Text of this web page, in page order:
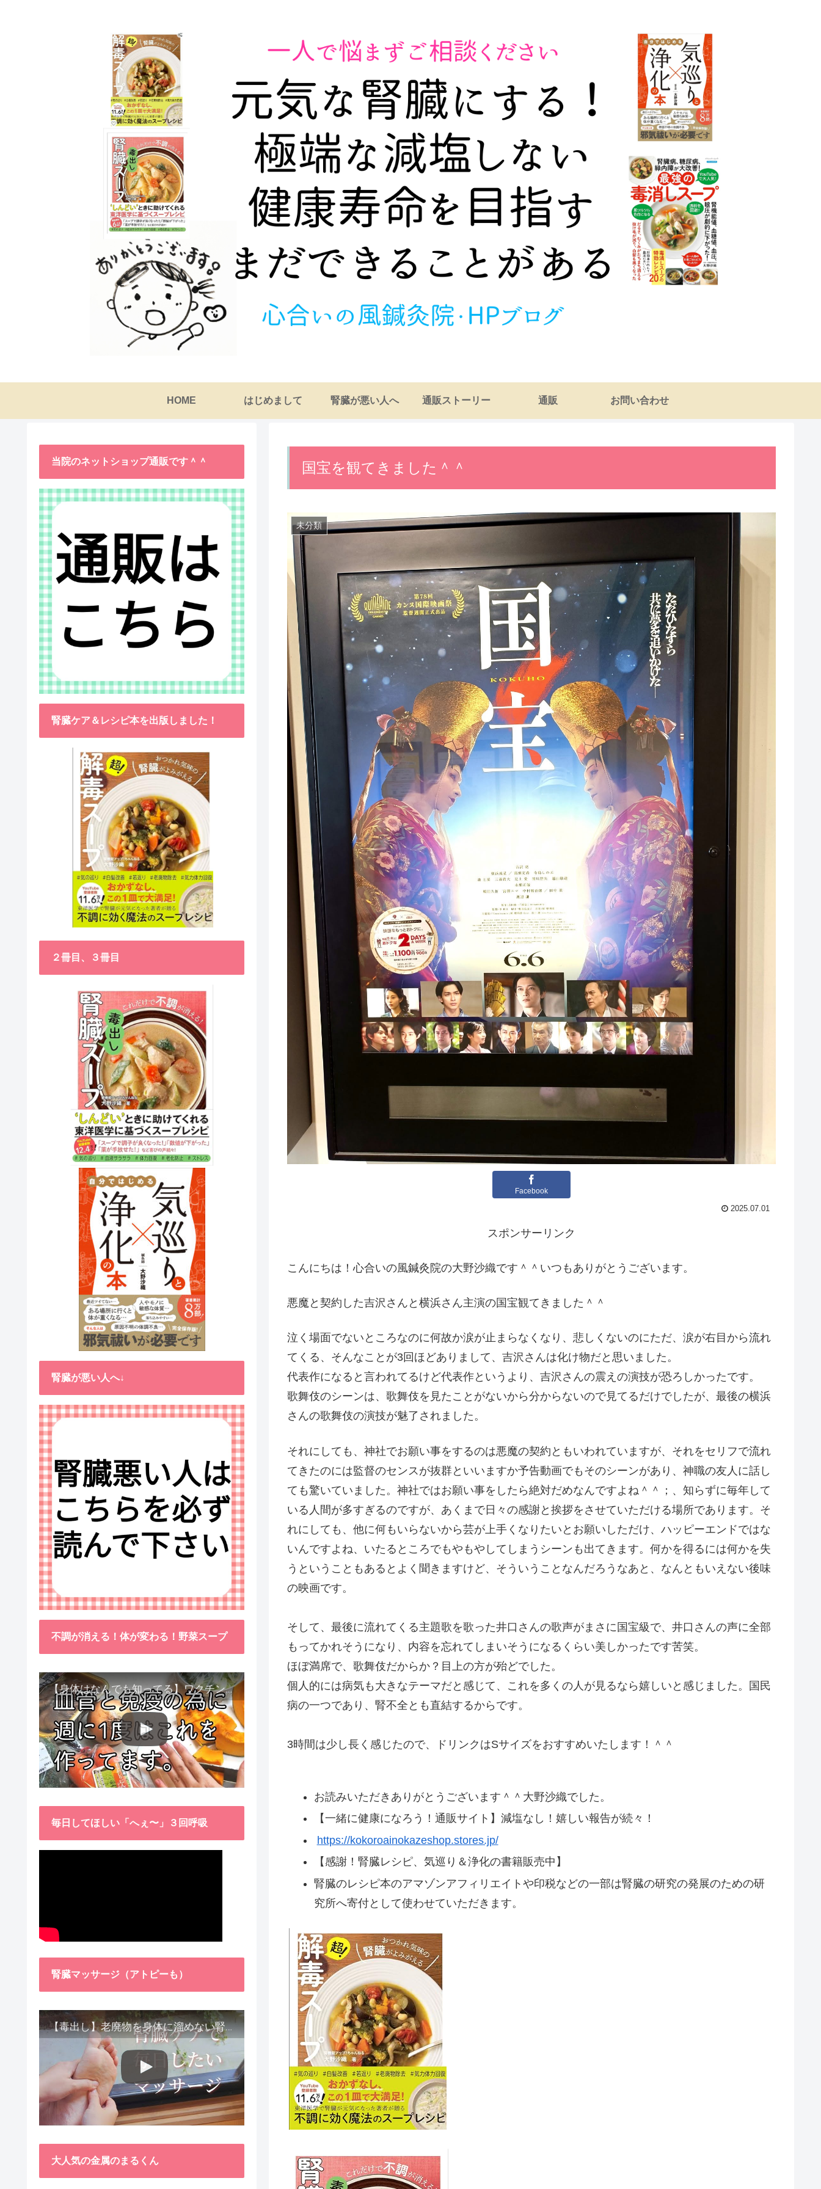
HOME はじめまして 腎臓が悪い人へ 通販ストーリー 通販 お問い合わせ
国宝を観てきました＾＾
未分類
Facebook
2025.07.01
スポンサーリンク
こんにちは！心合いの風鍼灸院の大野沙織です＾＾いつもありがとうございます。
悪魔と契約した吉沢さんと横浜さん主演の国宝観てきました＾＾
泣く場面でないところなのに何故か涙が止まらなくなり、悲しくないのにただ、涙が右目から流れ
てくる、そんなことが3回ほどありまして、吉沢さんは化け物だと思いました。
代表作になると言われてるけど代表作というより、吉沢さんの震えの演技が恐ろしかったです。
歌舞伎のシーンは、歌舞伎を見たことがないから分からないので見てるだけでしたが、最後の横浜
さんの歌舞伎の演技が魅了されました。
それにしても、神社でお願い事をするのは悪魔の契約ともいわれていますが、それをセリフで流れ
てきたのには監督のセンスが抜群といいますか予告動画でもそのシーンがあり、神職の友人に話し
ても驚いていました。神社ではお願い事をしたら絶対だめなんですよね＾＾；、知らずに毎年して
いる人間が多すぎるのですが、あくまで日々の感謝と挨拶をさせていただける場所であります。そ
れにしても、他に何もいらないから芸が上手くなりたいとお願いしただけ、ハッピーエンドではな
いんですよね、いたるところでもやもやしてしまうシーンも出てきます。何かを得るには何かを失
うということもあるとよく聞きますけど、そういうことなんだろうなあと、なんともいえない後味
の映画です。
そして、最後に流れてくる主題歌を歌った井口さんの歌声がまさに国宝級で、井口さんの声に全部
もってかれそうになり、内容を忘れてしまいそうになるくらい美しかったです苦笑。
ほぼ満席で、歌舞伎だからか？目上の方が殆どでした。
個人的には病気も大きなテーマだと感じて、これを多くの人が見るなら嬉しいと感じました。国民
病の一つであり、腎不全とも直結するからです。
3時間は少し長く感じたので、ドリンクはSサイズをおすすめいたします！＾＾
お読みいただきありがとうございます＾＾大野沙織でした。
【一緒に健康になろう！通販サイト】減塩なし！嬉しい報告が続々！
https://kokoroainokazeshop.stores.jp/
【感謝！腎臓レシピ、気巡り＆浄化の書籍販売中】
腎臓のレシピ本のアマゾンアフィリエイトや印税などの一部は腎臓の研究の発展のための研
究所へ寄付として使わせていただきます。
当院のネットショップ通販です＾＾
腎臓ケア＆レシピ本を出版しました！
２冊目、３冊目
腎臓が悪い人へ↓
不調が消える！体が変わる！野菜スープ
【身体はなんでも知ってる】ワクチン接種後、異常に食べたくなった野菜が細胞回復に貢献してくれました。
毎日してほしい「へぇ〜」３回呼吸
腎臓マッサージ（アトピーも）
【毒出し】老廃物を身体に溜めない腎臓ケア４種をご紹介します。
大人気の金属のまるくん